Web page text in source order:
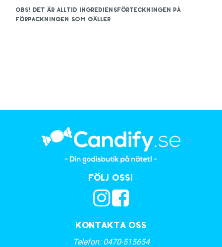
OBS! Det är alltid ingrediensförteckningen på
förpackningen som gäller
Kontakta oss
Telefon: 0470-515654
Följ oss!